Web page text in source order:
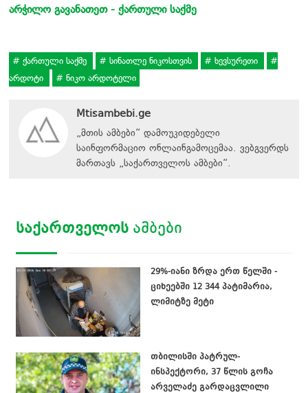
არჭილო გავანათეთ - ქართული საქმე
ქართული საქმე სინათლე ნიკოსთვის
ხევსურეთი
არდოტი
ნიკო არდოტელი
Mtisambebi.ge
„მთის ამბები“ დამოუკიდებელი
საინფორმაციო ონლაინგამოცემაა. ვებგვერდს
მართავს „საქართველოს ამბები“.
ᲡᲐᲥᲐᲠᲗᲕᲔᲚᲝᲡ ᲐᲛᲑᲔᲑᲘ
29%-იანი ზრდა ერთ წელში -
ციხეებში 12 344 პატიმარია,
ლიმიტზე მეტი
თბილისში პატრულ-
ინსპექტორი, 37 წლის გოჩა
არველაძე გარდაცვლილი